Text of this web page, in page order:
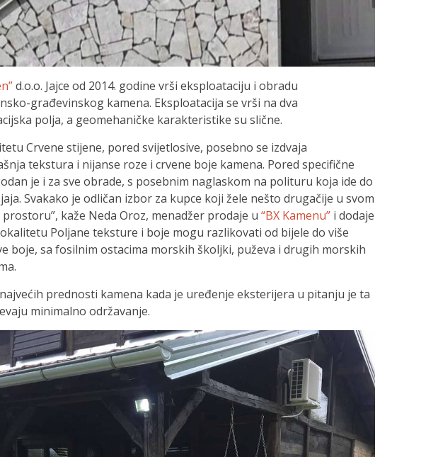
d.o.o. Jajce od 2014. godine vrši eksploataciju i obradu
građevinskog kamena. Eksploatacija se vrši na dva
polja, a geomehaničke karakteristike su slične.
Crvene stijene, pored svijetlosive, posebno se izdvaja
tekstura i nijanse roze i crvene boje kamena. Pored specifične
je i za sve obrade, s posebnim naglaskom na polituru koja ide do
Svakako je odličan izbor za kupce koji žele nešto drugačije u svom
kaže Neda Oroz, menadžer prodaje u “BX Kamenu” i dodaje
Poljane teksture i boje mogu razlikovati od bijele do više
boje, sa fosilnim ostacima morskih školjki, puževa i drugih morskih
prednosti kamena kada je uređenje eksterijera u pitanju je ta
minimalno održavanje.